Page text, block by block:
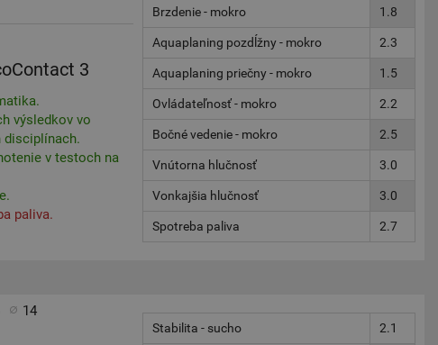
3
výsledkov vo
disciplínach.
v testoch na
paliva.
Brzdenie - mokro 1.8
Aquaplaning pozdĺžny - mokro 2.3
Aquaplaning priečny - mokro 1.5
Ovládateľnosť - mokro 2.2
Bočné vedenie - mokro 2.5
Vnútorna hlučnosť 3.0
Vonkajšia hlučnosť 3.0
Spotreba paliva 2.7
14
Stabilita - sucho 2.1